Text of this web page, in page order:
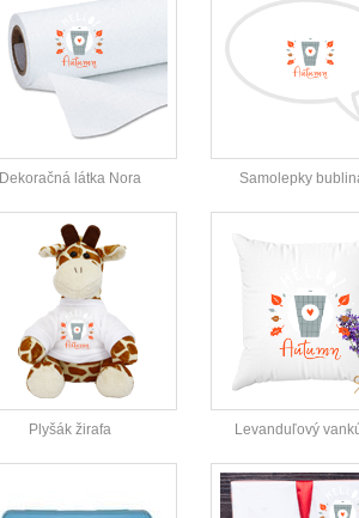
Dekoračná látka Nora Samolepky
Plyšák žirafa Levanduľový